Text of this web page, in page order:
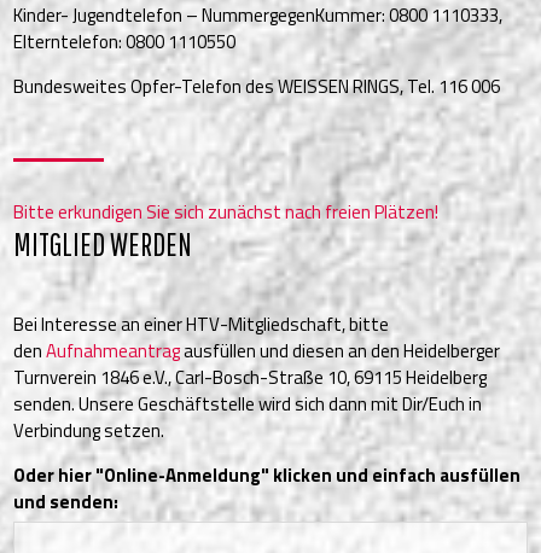
Kinder- Jugendtelefon – NummergegenKummer: 0800 1110333,
Elterntelefon: 0800 1110550
Bundesweites Opfer-Telefon des WEISSEN RINGS, Tel. 116 006
Bitte erkundigen Sie sich zunächst nach freien Plätzen!
MITGLIED WERDEN
Bei Interesse an einer HTV-Mitgliedschaft, bitte
denAufnahmeantragausfüllen und diesen an den Heidelberger
Turnverein 1846 e.V., Carl-Bosch-Straße 10, 69115 Heidelberg
senden. Unsere Geschäftstelle wird sich dann mit Dir/Euch in
Verbindung setzen.
Oder hier "Online-Anmeldung" klicken und einfach ausfüllen
und senden: